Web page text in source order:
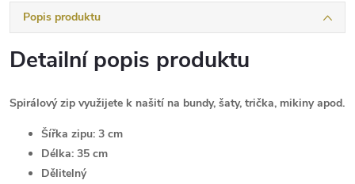
Popis produktu
Detailní popis produktu
Spirálový zip využijete k našití na bundy, šaty, trička, mikiny apod.
Šířka zipu: 3 cm
Délka: 35 cm
Dělitelný